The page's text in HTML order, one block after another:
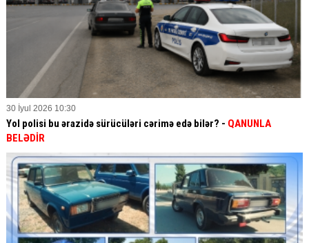
30 İyul 2026 10:30
Yol polisi bu ərazidə sürücüləri cərimə edə bilər? - QANUNLA
BELƏDİR